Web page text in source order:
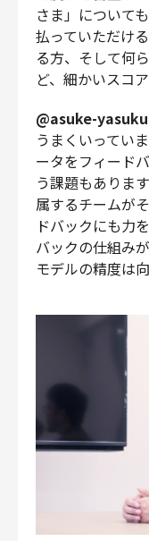
さま」について
払っていただけ
る方、そして何
ど、細かいスコ
@asuke-
うまくいってい
ータをフィード
う課題もありま
属するチームが
ドバックにも力
バックの仕組み
モデルの精度は